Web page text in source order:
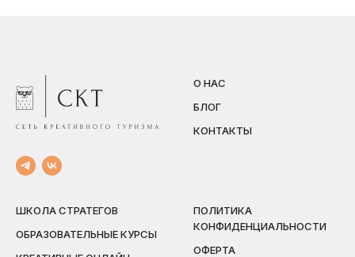
О НАС
БЛОГ
КОНТАКТЫ
ШКОЛА СТРАТЕГОВ
ОБРАЗОВАТЕЛЬНЫЕ КУРСЫ
ПОЛИТИКА
КОНФИДЕНЦИАЛЬНОСТИ
ОФЕРТА